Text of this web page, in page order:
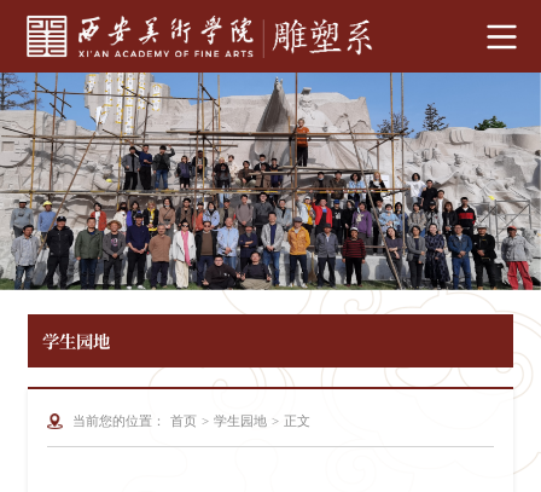
学生园地
当前您的位置： 首页 > 学生园地 > 正文